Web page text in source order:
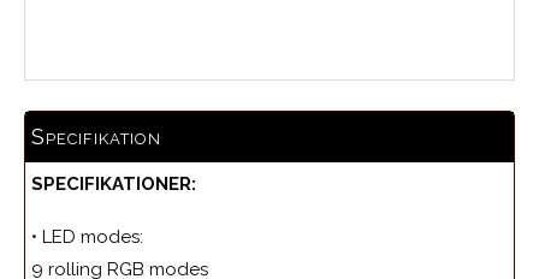
Specifikation
SPECIFIKATIONER:
• LED modes:
9 rolling RGB modes